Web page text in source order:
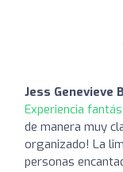
Jess Genevieve
Experiencia
de manera muy
organizado! La
personas